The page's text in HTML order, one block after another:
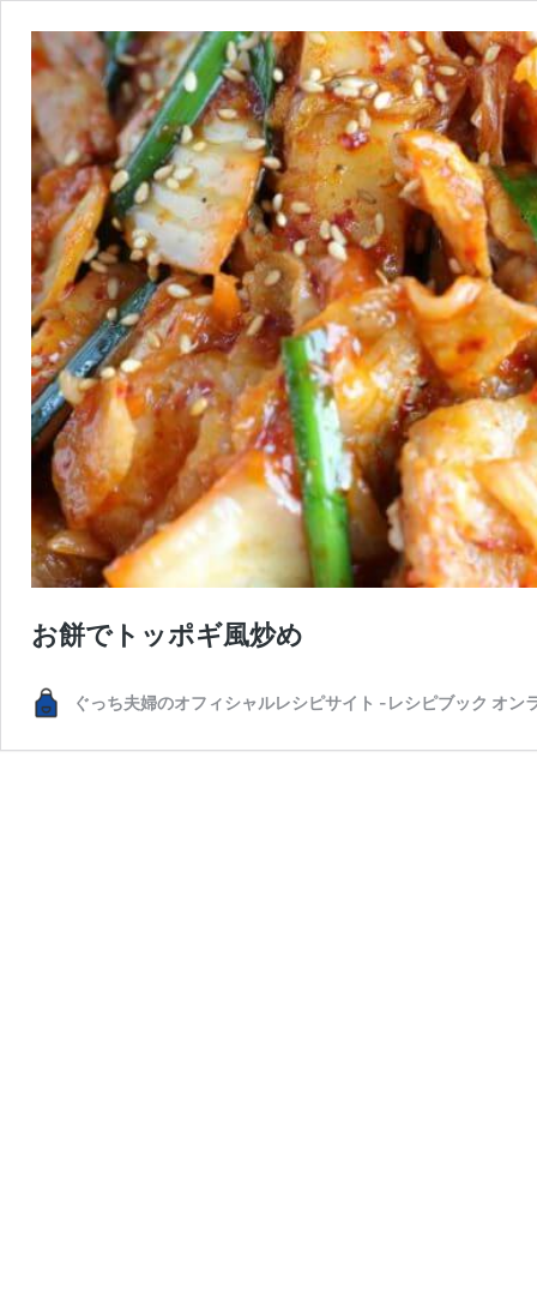
お餅でトッポギ風炒め
ぐっち夫婦のオフィシャルレシピサイト -レシピブック オン